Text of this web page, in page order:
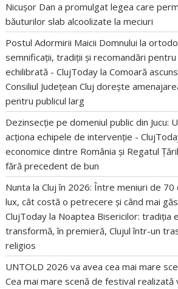
Nicușor Dan a promulgat legea care
băuturilor slab alcoolizate la meciuri
Postul Adormirii Maicii Domnului la
semnificații, tradiții și recomandări
echilibrată - ClujToday laComoară
Consiliul Județean Cluj dorește
pentru publicul larg
Dezinsecție pe domeniul public din Jucu:
acționa echipele de intervenție -
economice dintre România și Regatul
fără precedent de bun
Nunta la Cluj în 2026: Între meniuri de
lux, cât costă o petrecere și când mai
ClujToday la Noaptea Bisericilor: tradiția
transformă, în premieră, Clujul într-un
religios
UNTOLD 2026 va avea cea mai mare
Cea mai mare scenă de festival realizată